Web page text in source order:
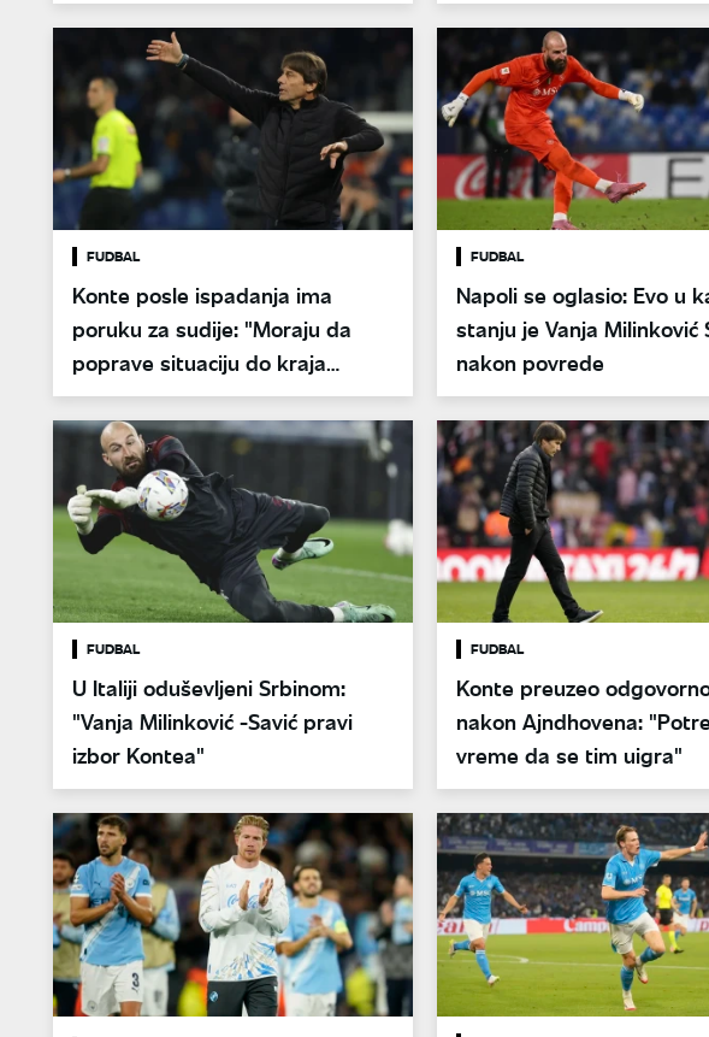
FUDBAL
Konte posle ispadanja ima
poruku za sudije: "Moraju da
poprave situaciju do kraja
sezone"
FUDBAL
Napoli se oglasio: Evo u
stanju je Vanja Milinković
nakon povrede
FUDBAL
U Italiji oduševljeni Srbinom:
"Vanja Milinković -Savić pravi
izbor Kontea"
FUDBAL
Konte preuzeo
nakon Ajndhovena:
vreme da se tim uigra"